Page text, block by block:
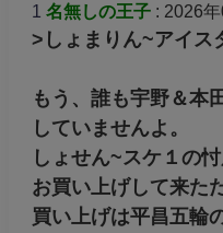
1 名無しの王子: 2026年
>しょまりん~アイス
もう、誰も宇野＆本
していませんよ。
しょせん~スケ１の
お買い上げして来た
買い上げは平昌五輪